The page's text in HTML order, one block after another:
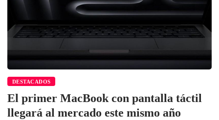
DESTACADOS
El primer MacBook con pantalla táctil
llegará al mercado este mismo año